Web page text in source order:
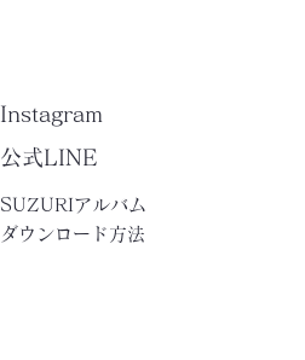
Instagram
公式LINE
SUZURIアルバム
​ダウンロード方法